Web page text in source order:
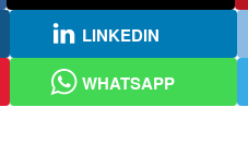
LINKEDIN
WHATSAPP